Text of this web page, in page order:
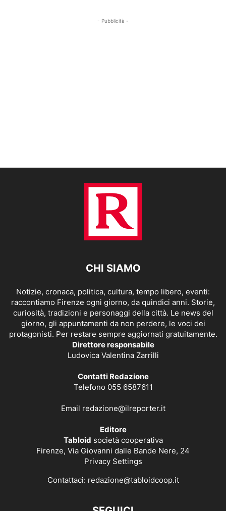
- Pubblicità -
CHI SIAMO
Notizie, cronaca, politica, cultura, tempo libero, eventi:
raccontiamo Firenze ogni giorno, da quindici anni. Storie,
curiosità, tradizioni e personaggi della città. Le news del
giorno, gli appuntamenti da non perdere, le voci dei
protagonisti. Per restare sempre aggiornati gratuitamente.
Direttore responsabile
Ludovica Valentina Zarrilli
Contatti Redazione
Telefono 055 6587611
Email redazione@ilreporter.it
Editore
Tabloid società cooperativa
Firenze, Via Giovanni dalle Bande Nere, 24
Privacy Settings
Contattaci: redazione@tabloidcoop.it